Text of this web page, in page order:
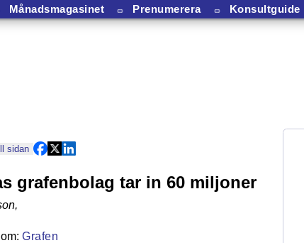
Månadsmagasinet ⏛ Prenumerera ⏛ Konsultguide
sidan
grafenbolag tar in 60 miljoner
,
Grafen